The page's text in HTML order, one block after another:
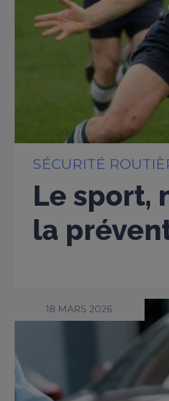
SÉCURITÉ
Le sport,
la
18 MARS 2026